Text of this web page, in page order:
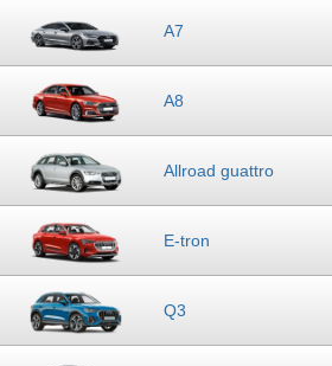
A7
A8
Allroad guattro
E-tron
Q3